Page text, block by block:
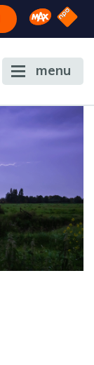
Omroep
NPO
menu